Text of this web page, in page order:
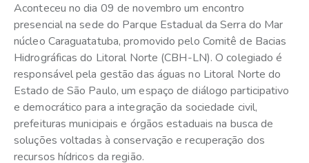
Aconteceu no dia 09 de novembro um encontro
presencial na sede do Parque Estadual da Serra do Mar
núcleo Caraguatatuba, promovido pelo Comitê de Bacias
Hidrográficas do Litoral Norte (CBH-LN). O colegiado é
responsável pela gestão das águas no Litoral Norte do
Estado de São Paulo, um espaço de diálogo participativo
e democrático para a integração da sociedade civil,
prefeituras municipais e órgãos estaduais na busca de
soluções voltadas à conservação e recuperação dos
recursos hídricos da região.